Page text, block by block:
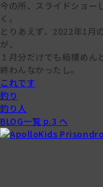
今の所、スライドショー
く。
とりあえず、2022年1月
が、
１月分だけでも結構めん
終わんなかったし。
これです
釣り
釣り人
BLOG一覧 p.3 へ